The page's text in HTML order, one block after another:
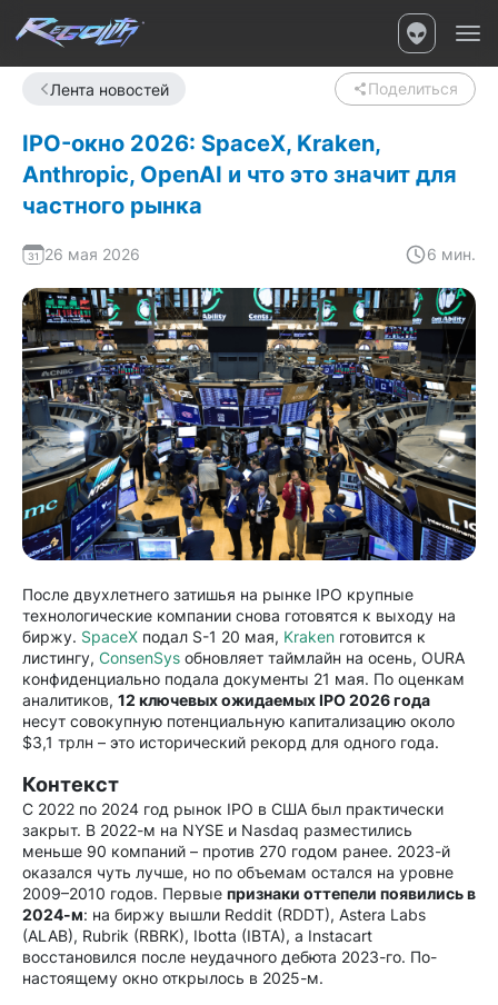
Лента новостей Поделиться
IPO-окно 2026: SpaceX, Kraken,
Anthropic, OpenAI и что это значит для
частного рынка
26 мая 2026 6 мин.
После двухлетнего затишья на рынке IPO крупные
технологические компании снова готовятся к выходу на
биржу. SpaceX подал S-1 20 мая, Kraken готовится к
листингу, ConsenSys обновляет таймлайн на осень, OURA
конфиденциально подала документы 21 мая. По оценкам
аналитиков, 12 ключевых ожидаемых IPO 2026 года
несут совокупную потенциальную капитализацию около
$3,1 трлн – это исторический рекорд для одного года.
Контекст
С 2022 по 2024 год рынок IPO в США был практически
закрыт. В 2022-м на NYSE и Nasdaq разместились
меньше 90 компаний – против 270 годом ранее. 2023-й
оказался чуть лучше, но по объемам остался на уровне
2009–2010 годов. Первые признаки оттепели появились в
2024-м: на биржу вышли Reddit (RDDT), Astera Labs
(ALAB), Rubrik (RBRK), Ibotta (IBTA), а Instacart
восстановился после неудачного дебюта 2023-го. По-
настоящему окно открылось в 2025-м.